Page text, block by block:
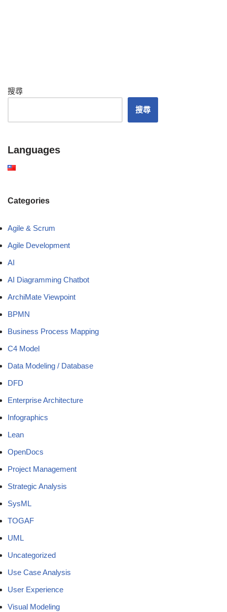
搜尋
搜尋
Languages
Categories
Agile & Scrum
Agile Development
AI
AI Diagramming Chatbot
ArchiMate Viewpoint
BPMN
Business Process Mapping
C4 Model
Data Modeling / Database
DFD
Enterprise Architecture
Infographics
Lean
OpenDocs
Project Management
Strategic Analysis
SysML
TOGAF
UML
Uncategorized
Use Case Analysis
User Experience
Visual Modeling